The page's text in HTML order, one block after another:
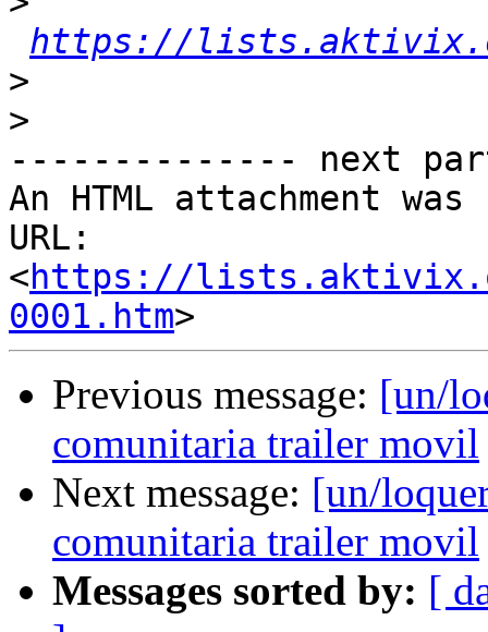
https://
>
>
-------------- next
An HTML attachment
URL:
<https://
0001.htm
Previous message: [un/
comunitaria trailer movil
Next message: [un/
comunitaria trailer movil
Messages sorted by: [